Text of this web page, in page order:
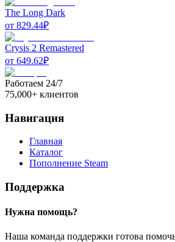
The Long Dark
от 829.44₽
Crysis 2 Remastered
от 649.62₽
Работаем 24/7
75,000+ клиентов
Навигация
Главная
Каталог
Пополнение Steam
Поддержка
Нужна помощь?
Наша команда поддержки готова